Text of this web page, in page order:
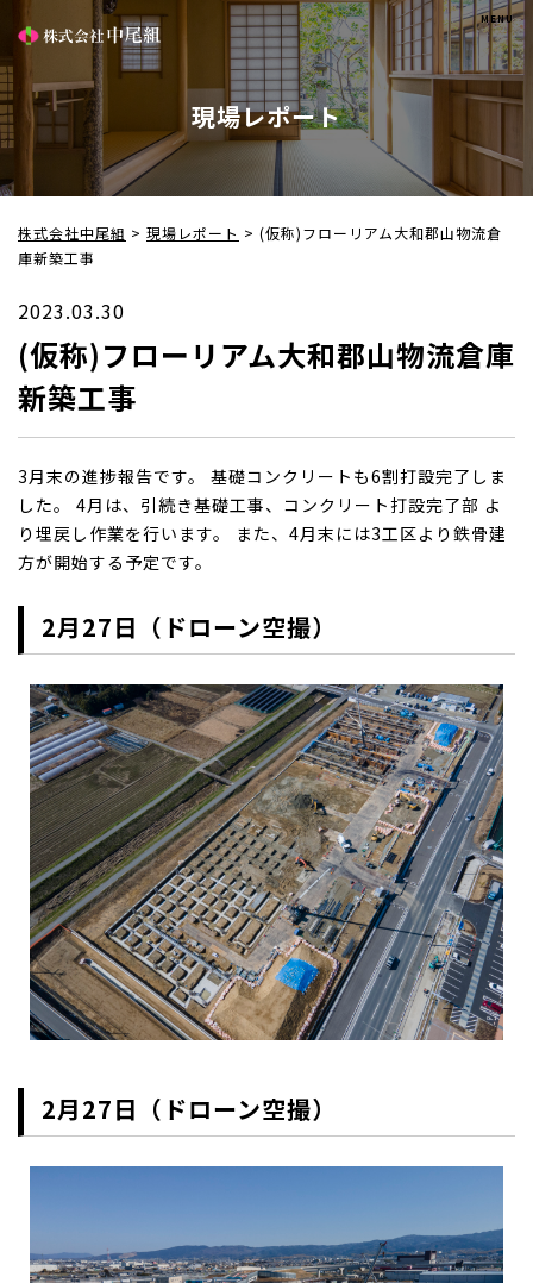
現場レポート
株式会社中尾組 > 現場レポート > (仮称)フローリアム大和郡山物流倉
庫新築工事
2023.03.30
(仮称)フローリアム大和郡山物流倉庫
新築工事
3月末の進捗報告です。 基礎コンクリートも6割打設完了しま
した。 4月は、引続き基礎工事、コンクリート打設完了部 よ
り埋戻し作業を行います。 また、4月末には3工区より鉄骨建
方が開始する予定です。
2月27日（ドローン空撮）
2月27日（ドローン空撮）